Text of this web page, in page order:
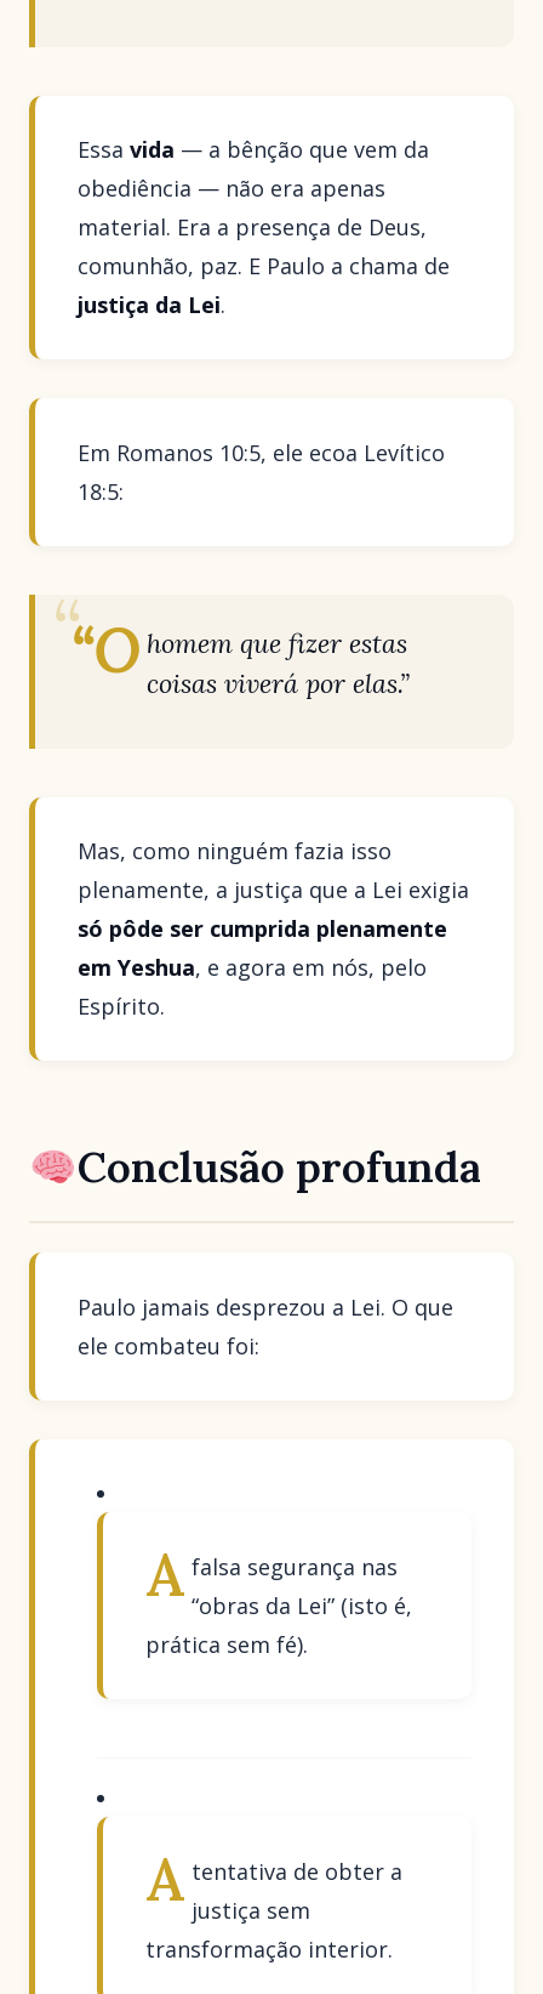
Essavida — a bênção que vem da
obediência — não era apenas
material. Era a presença de Deus,
comunhão, paz. E Paulo a chama de
justiça da Lei.
Em Romanos 10:5, ele ecoa Levítico
18:5:
“O homem que fizer estas
coisas viverá por elas.”
Mas, como ninguém fazia isso
plenamente, a justiça que a Lei exigia
só pôde ser cumprida plenamente
em Yeshua, e agora em nós, pelo
Espírito.
Conclusão profunda
Paulo jamais desprezou a Lei. O que
ele combateu foi:
A falsa segurança nas
“obras da Lei” (isto é,
prática sem fé).
A tentativa de obter a
justiça sem
transformação interior.